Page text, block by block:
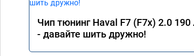
Чип тюнинг Haval F7 (F7x) 2.0 190
- давайте шить дружно!